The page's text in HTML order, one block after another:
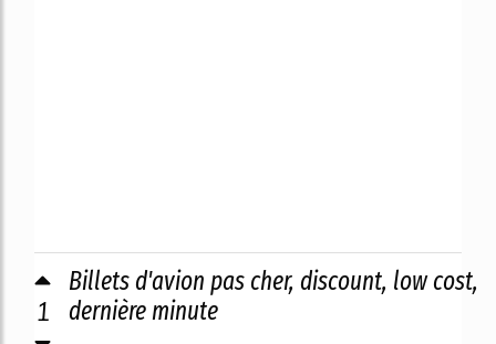
1
Billets d'avion pas cher, discount, low cost,
dernière minute